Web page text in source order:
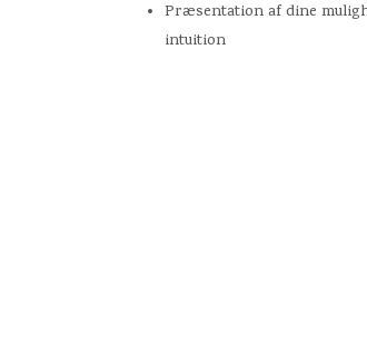
Præsentation af dine
intuition